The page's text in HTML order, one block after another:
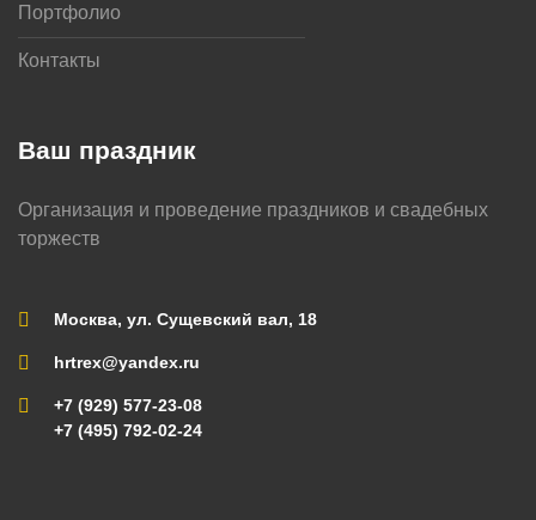
Ваш праздник
Организация и проведение праздников и свадебных
торжеств
Москва, ул. Сущевский вал, 18
hrtrex@yandex.ru
+7 (929) 577-23-08
+7 (495) 792-02-24
Портфолио
Контакты